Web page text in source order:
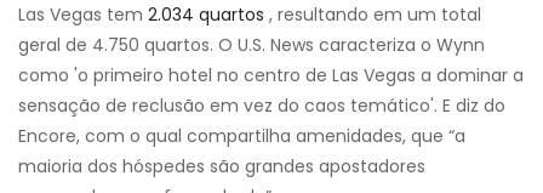
Las Vegas tem 2.034 quartos , resultando em um total
geral de 4.750 quartos. O U.S. News caracteriza o Wynn
como 'o primeiro hotel no centro de Las Vegas a dominar a
sensação de reclusão em vez do caos temático'. E diz do
Encore, com o qual compartilha amenidades, que “a
maioria dos hóspedes são grandes apostadores